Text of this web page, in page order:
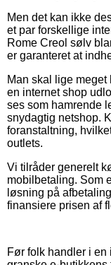
Men det kan ikke
et par forskellige
Rome Creol sølv
er garanteret at
Man skal lige
en internet shop
ses som hamrende
snydagtig netshop.
foranstaltning,
outlets.
Vi tilråder generelt
mobilbetaling. Som
løsning på
finansiere prisen af
Før folk handler i en